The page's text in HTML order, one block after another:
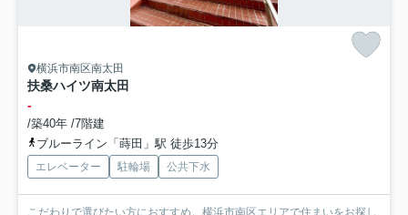
横浜市南区南太田
扶桑ハイツ南太田
-
/築40年 /7階建
ブルーライン「蒔田」駅 徒歩13分
エレベーター 駐輪場 公共下水
こだわりで選びたい方におすすめ。横浜市南区エリアで住まいをお探し